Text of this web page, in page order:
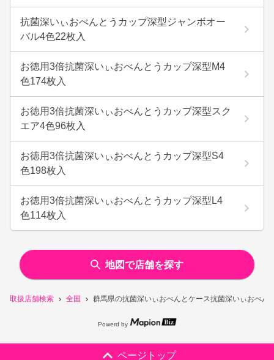
取扱店舗検索 全国 群馬県の抗菌深いぃおべんとケース抗菌深いぃおべ
抗菌深いぃおべんとうカップ深型ジャンボオー
バル4色22枚入
お徳用3倍抗菌深いぃおべんとうカップ深型M4
色174枚入
お徳用3倍抗菌深いぃおべんとうカップ深型スク
エア4色96枚入
お徳用3倍抗菌深いぃおべんとうカップ深型S4
色198枚入
お徳用3倍抗菌深いぃおべんとうカップ深型L4
色114枚入
地図で店舗を探す
Powerd by
ページトップ